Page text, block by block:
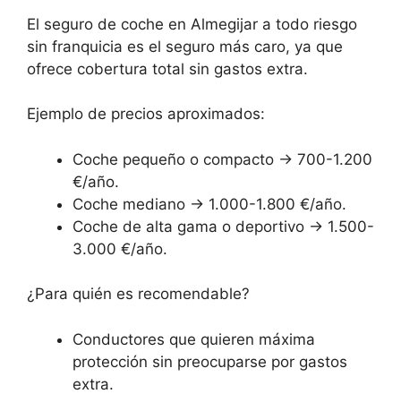
El seguro de coche en Almegijar a todo riesgo
sin franquicia es el seguro más caro, ya que
ofrece cobertura total sin gastos extra.
Ejemplo de precios aproximados:
Coche pequeño o compacto → 700-1.200
€/año.
Coche mediano → 1.000-1.800 €/año.
Coche de alta gama o deportivo → 1.500-
3.000 €/año.
¿Para quién es recomendable?
Conductores que quieren máxima
protección sin preocuparse por gastos
extra.